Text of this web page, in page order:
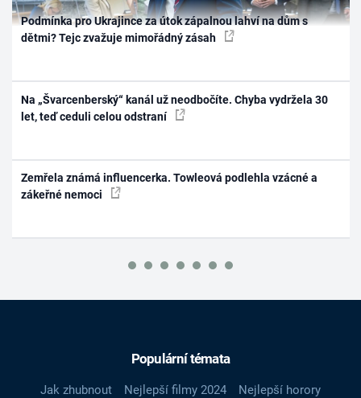
Podmínka pro Ukrajince za útok zápalnou lahví na dům s
dětmi? Tejc zvažuje mimořádný zásah
Na „Švarcenberský“ kanál už neodbočíte. Chyba vydržela 30
let, teď ceduli celou odstraní
Zemřela známá influencerka. Towleová podlehla vzácné a
zákeřné nemoci
Populární témata
Jak zhubnout Nejlepší filmy 2024
Nejlepší horory